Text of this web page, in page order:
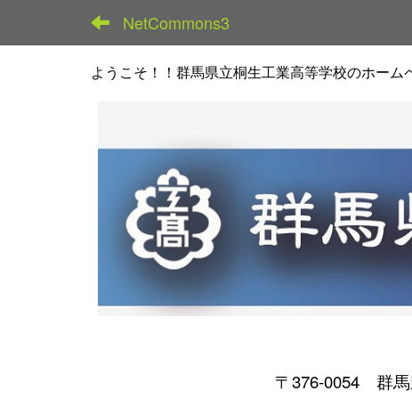
NetCommons3
ようこそ！！群馬県立桐生工業高等学校のホーム
〒376-0054 群